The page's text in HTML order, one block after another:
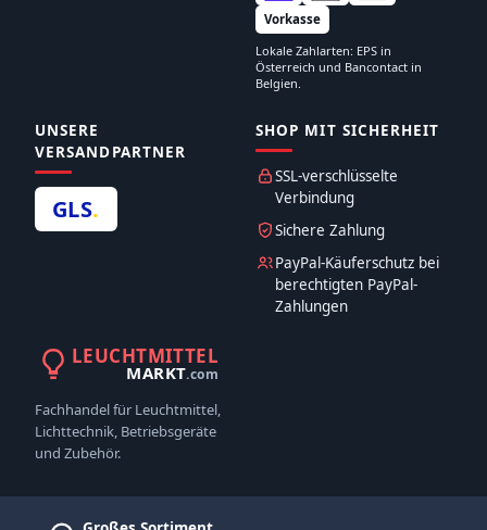
Vorkasse
Lokale Zahlarten: EPS in
Österreich und Bancontact in
Belgien.
UNSERE
VERSANDPARTNER
GLS.
SHOP MIT SICHERHEIT
SSL-verschlüsselte
Verbindung
Sichere Zahlung
PayPal-Käuferschutz bei
berechtigten PayPal-
Zahlungen
LEUCHTMITTEL
MARKT.com
Fachhandel für Leuchtmittel,
Lichttechnik, Betriebsgeräte
und Zubehör.